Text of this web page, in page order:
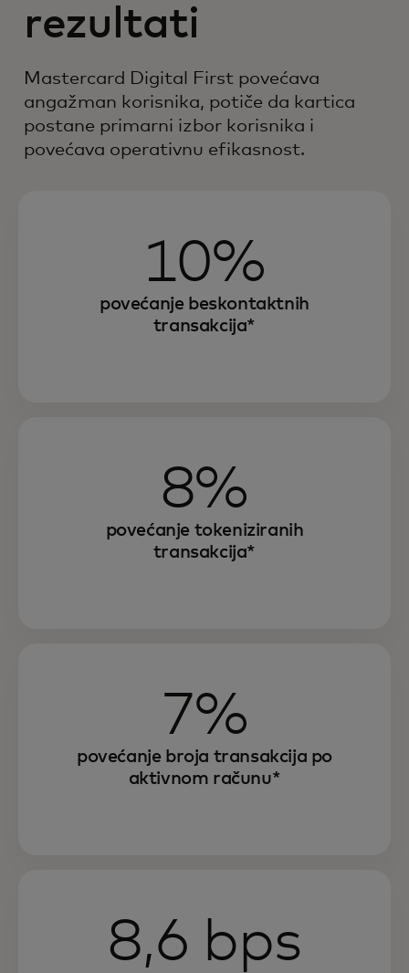
rezultati
Mastercard Digital First povećava
angažman korisnika, potiče da kartica
postane primarni izbor korisnika i
povećava operativnu efikasnost.
10%
povećanje beskontaktnih
transakcija*
8%
povećanje tokeniziranih
transakcija*
7%
povećanje broja transakcija po
aktivnom računu*
8,6 bps